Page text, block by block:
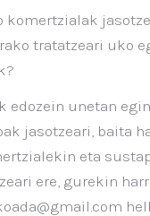
komertzialak
tratatzeari uko
edozein unetan
jasotzeari, baita
eta
ere, gurekin